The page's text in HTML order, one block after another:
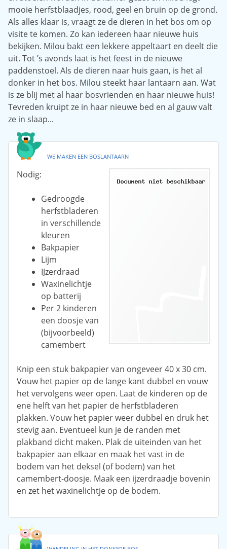
mooie herfstblaadjes, rood, geel en bruin op de grond.
Als alles klaar is, vraagt ze de dieren in het bos om op
visite te komen. Zo kan iedereen haar nieuwe huis
bekijken. Milou bakt een lekkere appeltaart en deelt die
uit. Tot ’s avonds laat is het feest in de nieuwe
paddenstoel. Als de dieren naar huis gaan, is het al
donker in het bos. Milou steekt haar lantaarn aan. Wat
is ze blij met al haar bosvrienden en haar nieuwe huis!
Tevreden kruipt ze in haar nieuwe bed en al gauw valt
ze in slaap...
WE MAKEN EEN BOSLANTAARN
Nodig:
Gedroogde
herfstbladeren
in verschillende
kleuren
Bakpapier
Lijm
IJzerdraad
Waxinelichtje
op batterij
Per 2 kinderen
een doosje van
(bijvoorbeeld)
camembert
Knip een stuk bakpapier van ongeveer 40 x 30 cm.
Vouw het papier op de lange kant dubbel en vouw
het vervolgens weer open. Laat de kinderen op de
ene helft van het papier de herfstbladeren
plakken. Vouw het papier weer dubbel en druk het
stevig aan. Eventueel kun je de randen met
plakband dicht maken. Plak de uiteinden van het
bakpapier aan elkaar en maak het vast in de
bodem van het deksel (of bodem) van het
camembert-doosje. Maak een ijzerdraadje bovenin
en zet het waxinelichtje op de bodem.